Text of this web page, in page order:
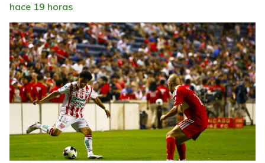
hace 19 horas